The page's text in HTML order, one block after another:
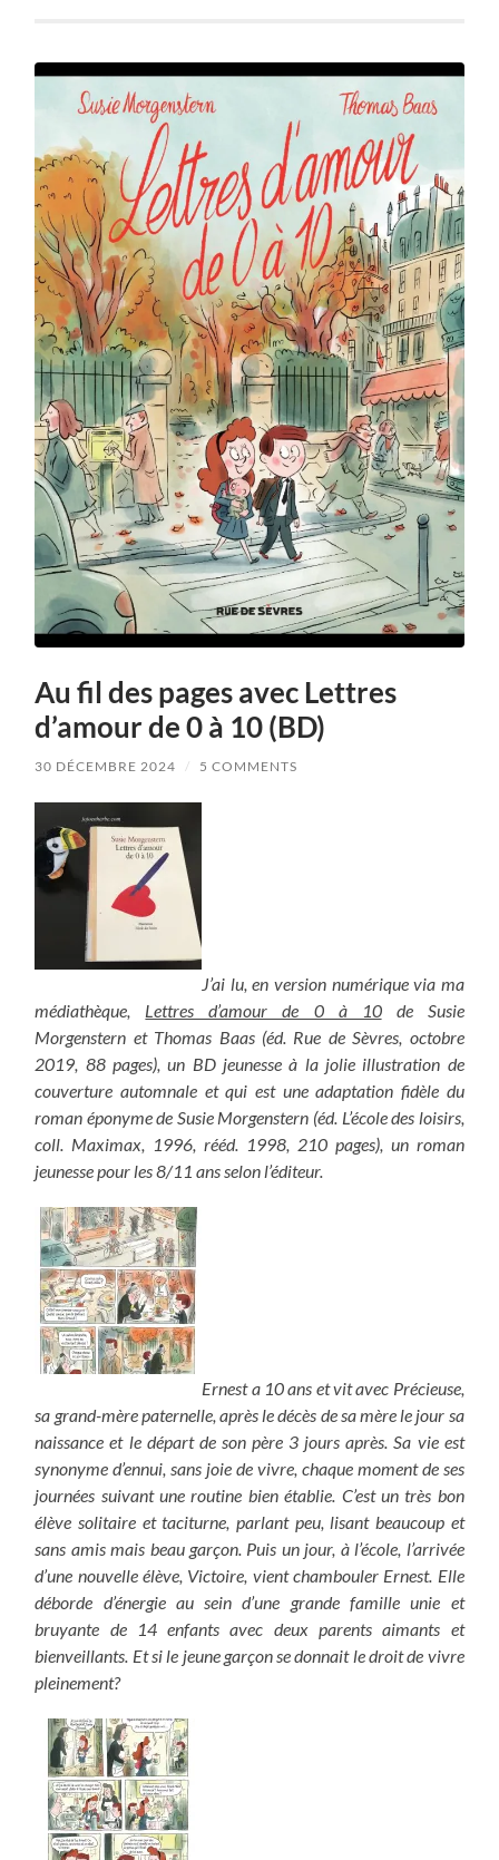
Au fil des pages avec Lettres
d’amour de 0 à 10 (BD)
30 DÉCEMBRE 2024 / 5 COMMENTS
J’ai lu, en version numérique via ma
médiathèque, Lettres d’amour de 0 à 10de Susie
Morgenstern et Thomas Baas (éd. Rue de Sèvres, octobre
2019, 88 pages), un BD jeunesse à la jolie illustration de
couverture automnale et qui est une adaptation fidèle du
roman éponyme de Susie Morgenstern (éd. L’école des loisirs,
coll. Maximax, 1996, rééd. 1998, 210 pages), un roman
jeunesse pour les 8/11 ans selon l’éditeur.
Ernest a 10 ans et vit avec Précieuse,
sa grand-mère paternelle, après le décès de sa mère le jour sa
naissance et le départ de son père 3 jours après. Sa vie est
synonyme d’ennui, sans joie de vivre, chaque moment de ses
journées suivant une routine bien établie. C’est un très bon
élève solitaire et taciturne, parlant peu, lisant beaucoup et
sans amis mais beau garçon. Puis un jour, à l’école, l’arrivée
d’une nouvelle élève, Victoire, vient chambouler Ernest. Elle
déborde d’énergie au sein d’une grande famille unie et
bruyante de 14 enfants avec deux parents aimants et
bienveillants. Et si le jeune garçon se donnait le droit de vivre
pleinement?